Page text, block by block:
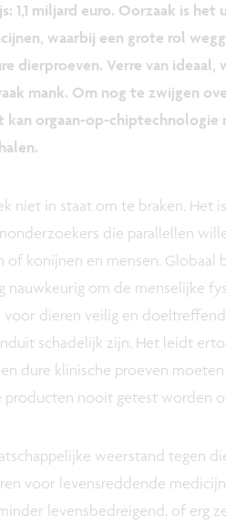
1,1 miljard euro. Oorzaak is
waarbij een grote rol
dierproeven. Verre van ideaal,
mank. Om nog te zwijgen
kan orgaan-op-chiptechnologie
niet in staat om te braken. Het
die parallellen
of konijnen en mensen. Globaal
nauwkeurig om de menselijke
dieren veilig en
schadelijk zijn. Het leidt
dure klinische proeven
nooit getest worden
weerstand tegen
voor levensreddende
levensbedreigend, of erg